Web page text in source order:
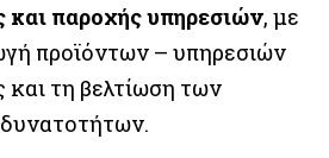
και παροχής υπηρεσιών, με
προϊόντων – υπηρεσιών
τη βελτίωση των